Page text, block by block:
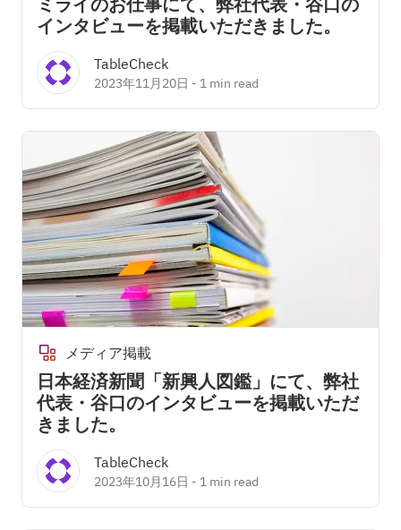
インタビューを掲載いただきました。
TableCheck
2023年11月20日 - 1 min read
メディア掲載
日本経済新聞「新興人図鑑」にて、弊社
代表・谷口のインタビューを掲載いただ
きました。
TableCheck
2023年10月16日 - 1 min read